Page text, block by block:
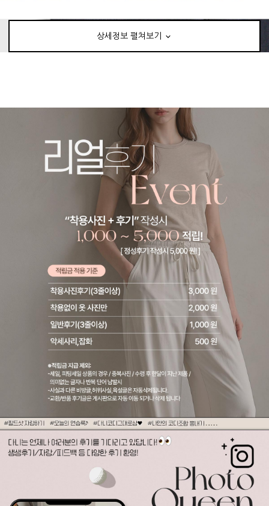
상세정보 펼쳐보기